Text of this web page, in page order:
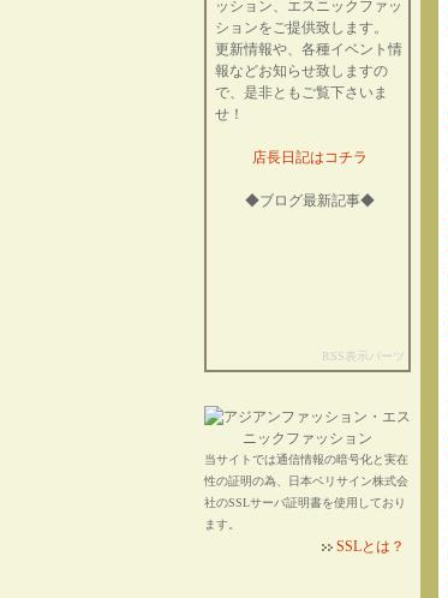
ッション、エスニックファッ
ションをご提供致します。
更新情報や、各種イベント情
報などお知らせ致しますの
で、是非ともご覧下さいま
せ！
店長日記はコチラ
◆ブログ最新記事◆
RSS表示パーツ
当サイトでは通信情報の暗号化と実在
性の証明の為、日本ベリサイン株式会
社のSSLサーバ証明書を使用しており
ます。
SSLとは？